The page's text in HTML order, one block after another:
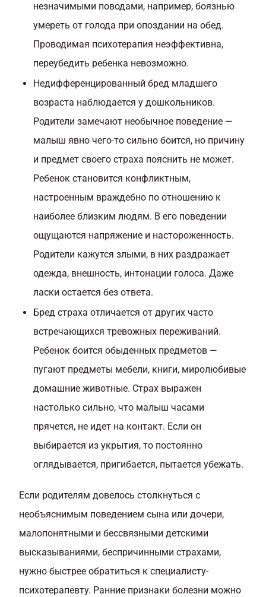
незначимыми поводами, например, боязнью
умереть от голода при опоздании на обед.
Проводимая психотерапия неэффективна,
переубедить ребенка невозможно.
Недифференцированный бред младшего
возраста наблюдается у дошкольников.
Родители замечают необычное поведение —
малыш явно чего-то сильно боится, но причину
и предмет своего страха пояснить не может.
Ребенок становится конфликтным,
настроенным враждебно по отношению к
наиболее близким людям. В его поведении
ощущаются напряжение и настороженность.
Родители кажутся злыми, в них раздражает
одежда, внешность, интонации голоса. Даже
ласки остается без ответа.
Бред страха отличается от других часто
встречающихся тревожных переживаний.
Ребенок боится обыденных предметов —
пугают предметы мебели, книги, миролюбивые
домашние животные. Страх выражен
настолько сильно, что малыш часами
прячется, не идет на контакт. Если он
выбирается из укрытия, то постоянно
оглядывается, пригибается, пытается убежать.
Если родителям довелось столкнуться с
необъяснимым поведением сына или дочери,
малопонятными и бессвязными детскими
высказываниями, беспричинными страхами,
нужно быстрее обратиться к специалисту-
психотерапевту. Ранние признаки болезни можно